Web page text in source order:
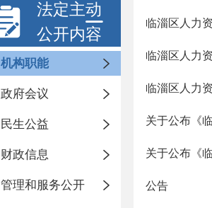
法定主动
公开内容
机构职能
政府会议
民生公益
财政信息
管理和服务公开
临淄区人力
临淄区人力
临淄区人力
关于公布《
关于公布《
公告